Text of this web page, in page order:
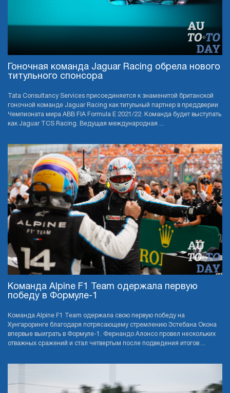
Гоночная команда Jaguar Racing обрела нового
титульного спонсора
Tata Consultancy Services присоединяется к знаменитой британской
гоночной команде Jaguar Racing как титульный партнер в преддверии
Чемпионата мира ABB FIA Formula E 2021/22. Команда будет выступать
как Jaguar TCS Racing. Ведущая международная ...
Команда Alpine F1 Team одержала первую
победу в Формуле-1
Команда Alpine F1 Team одержала свою первую победу на
Хунгароринге благодаря потрясающему стремлению Эстебана Окона
впервые выиграть в Формуле-1. Фернандо Алонсо провел нескольких
отважных сражений и стал четвертым после подведения итогов ...